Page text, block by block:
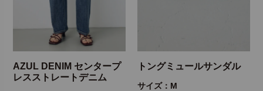
AZUL DENIM センタープ
レスストレートデニム
トングミュールサンダル
サイズ：M